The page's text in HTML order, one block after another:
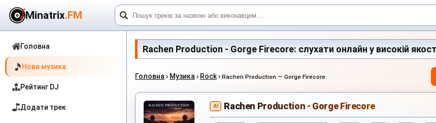
Minatrix.FM
Головна
Нова музика
Рейтинг DJ
Додати трек
Rachen Production - Gorge Firecore: слухати онлайн у високій
Головна › Музика › Rock› Rachen Production — Gorge Firecore
AI Rachen Production - Gorge Firecore